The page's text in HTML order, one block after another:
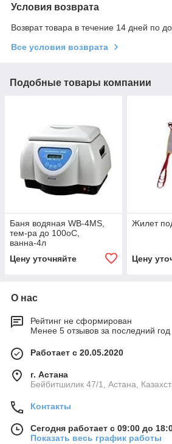
Условия возврата
Возврат товара в течение 14 дней по
Все условия возврата
Подобные товары компании
Баня водяная WB-4MS,
тем-ра до 100оС,
ванна-4л
Цену уточняйте
Жилет
Цену
О нас
Рейтинг не сформирован
Менее 5 отзывов за последний год
Работает с 20.05.2020
г. Астана
Бейбитшилик 47/1, Астана,
Контакты
Сегодня работает с 09:00 до
Показать весь график работы